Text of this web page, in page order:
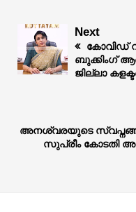
Next
കോവിഡ്
ബുക്കിംഗ്
ജില്ലാ
അനശ്വരയുടെ
സുപ്രീം കോടതി